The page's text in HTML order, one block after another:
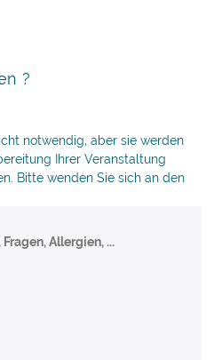
?
notwendig, aber sie werden
Ihrer Veranstaltung
Bitte wenden Sie sich an den